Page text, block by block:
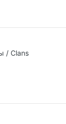
/ Clans